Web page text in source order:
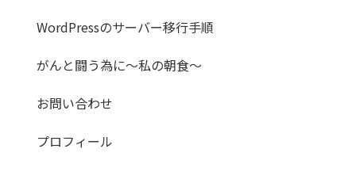
WordPressのサーバー移行手順
がんと闘う為に～私の朝食～
お問い合わせ
プロフィール